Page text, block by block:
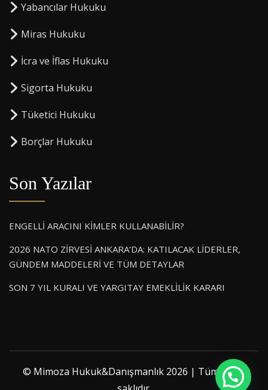
Yabancılar Hukuku
Miras Hukuku
⁠İcra ve İflas Hukuku
Sigorta Hukuku
⁠Tüketici Hukuku
⁠Borçlar Hukuku
Son Yazılar
ENGELLİ ARACINI KİMLER KULLANABİLİR?
2026 NATO ZİRVESİ ANKARA’DA: KATILACAK LİDERLER,
GÜNDEM MADDELERİ VE TÜM DETAYLAR
SON 7 YIL KURALI VE YARGITAY EMEKLİLİK KARARI
© Mimoza Hukuk&Danışmanlık 2026 | Tüm hakkı